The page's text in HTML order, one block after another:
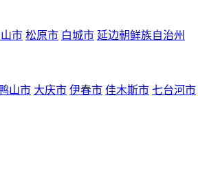
市 松原市 白城市 延边朝鲜族自治州
山市 大庆市 伊春市 佳木斯市 七台河市